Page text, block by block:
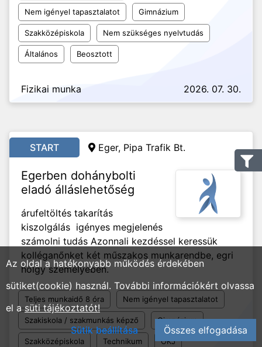
Nem igényel tapasztalatot Gimnázium
Szakközépiskola Nem szükséges nyelvtudás
Általános Beosztott
Fizikai munka 2026. 07. 30.
START Eger, Pipa Trafik Bt.
Egerben dohánybolti
eladó álláslehetőség
árufeltöltés takarítás
kiszolgálás igényes megjelenés
számolni tudás Azonnali kezdéssel keressük
kolléganőnket két műszakos munkarendbe, egri
hölgy személyében.
Teljes munkaidő 8 óra Nem igényel tapasztalatot
Szakiskola / szakmunkás képző Gimnázium
Szakközépiskola Technikum OKJ
Az oldal a hatékonyabb működés érdekében
sütiket(cookie) használ. További információkért olvassa
el asüti tájékoztatót!
Sütik beállítása
Összes elfogadása